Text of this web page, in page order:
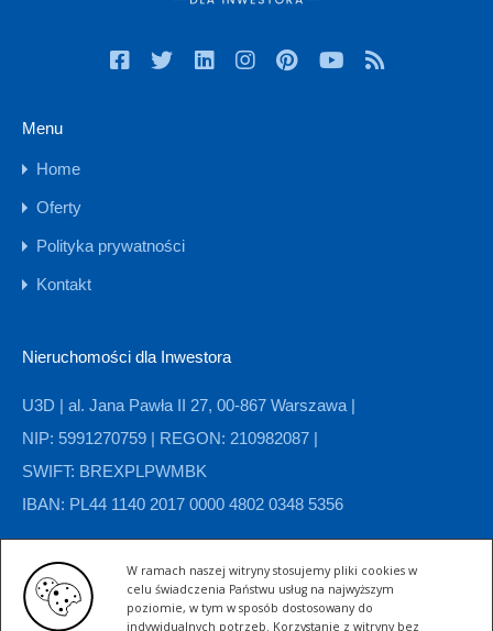
W ramach naszej witryny stosujemy pliki cookies w
celu świadczenia Państwu usług na najwyższym
poziomie, w tym w sposób dostosowany do
indywidualnych potrzeb. Korzystanie z witryny bez
Menu
Home
Oferty
Polityka prywatności
Kontakt
Nieruchomości dla Inwestora
U3D | al. Jana Pawła II 27, 00-867 Warszawa |
NIP: 5991270759 | REGON: 210982087 |
SWIFT: BREXPLPWMBK
IBAN: PL44 1140 2017 0000 4802 0348 5356
Kategorie nieruchomości